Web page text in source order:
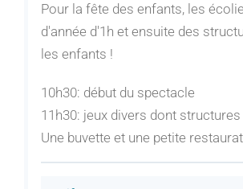
Pour la fête des enfants, les
d'année d'1h et ensuite des
les enfants !
10h30: début du spectacle
11h30: jeux divers dont
Une buvette et une petite